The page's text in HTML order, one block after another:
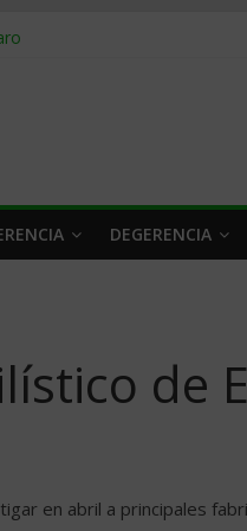
en 2026
hacer
venderle
DEGERENCIA
de
en abril a principales